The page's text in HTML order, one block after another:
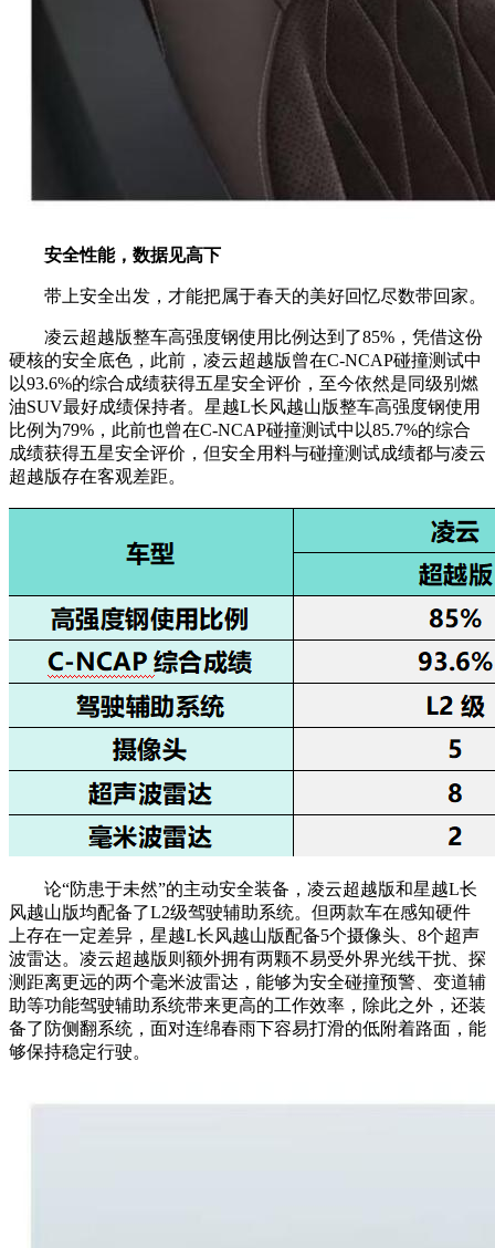
安全性能，数据见高下
带上安全出发，才能把属于春天的美好回忆尽数带回家。
凌云超越版整车高强度钢使用比例达到了85%，凭借这份
硬核的安全底色，此前，凌云超越版曾在C-NCAP碰撞测试中
以93.6%的综合成绩获得五星安全评价，至今依然是同级别燃
油SUV最好成绩保持者。星越L长风越山版整车高强度钢使用
比例为79%，此前也曾在C-NCAP碰撞测试中以85.7%的综合
成绩获得五星安全评价，但安全用料与碰撞测试成绩都与凌云
超越版存在客观差距。
论“防患于未然”的主动安全装备，凌云超越版和星越L长
风越山版均配备了L2级驾驶辅助系统。但两款车在感知硬件
上存在一定差异，星越L长风越山版配备5个摄像头、8个超声
波雷达。凌云超越版则额外拥有两颗不易受外界光线干扰、探
测距离更远的两个毫米波雷达，能够为安全碰撞预警、变道辅
助等功能驾驶辅助系统带来更高的工作效率，除此之外，还装
备了防侧翻系统，面对连绵春雨下容易打滑的低附着路面，能
够保持稳定行驶。